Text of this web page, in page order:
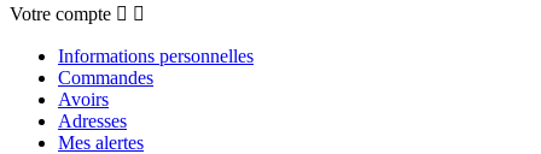
Votre compte  
Informations personnelles
Commandes
Avoirs
Adresses
Mes alertes